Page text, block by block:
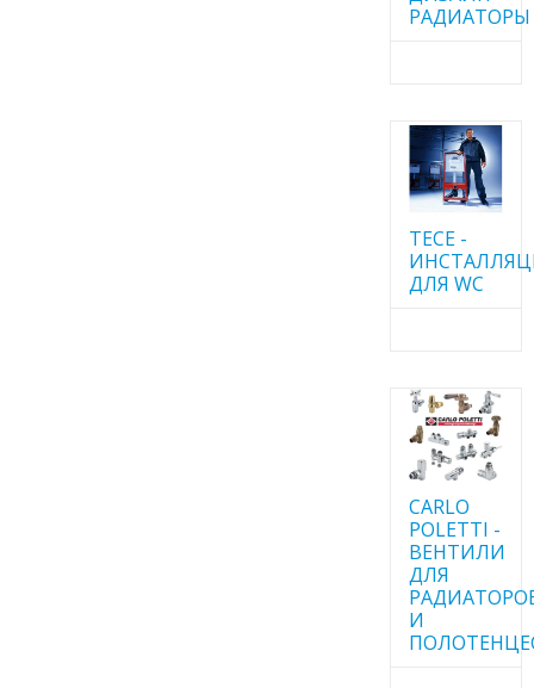
РАДИАТОРЫ
TECE -
ДЛЯ WC
CARLO
POLETTI -
ВЕНТИЛИ
ДЛЯ
И